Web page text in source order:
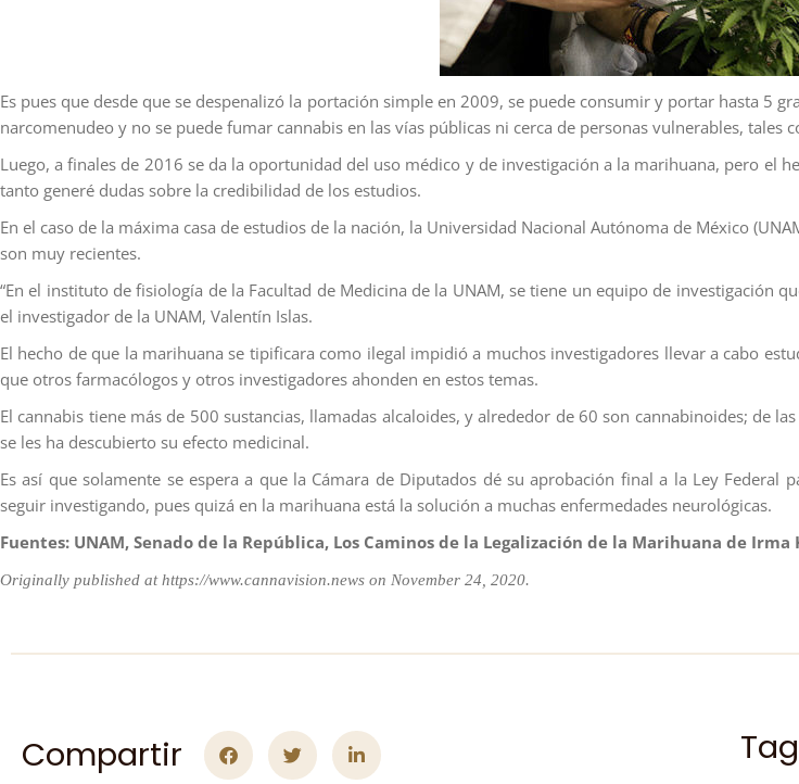
Es pues que desde que se despenalizó la portación simple en 2009, se puede consumir y portar hasta 5
narcomenudeo y no se puede fumar cannabis en las vías públicas ni cerca de personas vulnerables, tales
Luego, a finales de 2016 se da la oportunidad del uso médico y de investigación a la marihuana, pero el
tanto generé dudas sobre la credibilidad de los estudios.
En el caso de la máxima casa de estudios de la nación, la Universidad Nacional Autónoma de México
son muy recientes.
“En el instituto de fisiología de la Facultad de Medicina de la UNAM, se tiene un equipo de investigación
el investigador de la UNAM, Valentín Islas.
El hecho de que la marihuana se tipificara como ilegal impidió a muchos investigadores llevar a cabo
que otros farmacólogos y otros investigadores ahonden en estos temas.
El cannabis tiene más de 500 sustancias, llamadas alcaloides, y alrededor de 60 son cannabinoides; de
se les ha descubierto su efecto medicinal.
Es así que solamente se espera a que la Cámara de Diputados dé su aprobación final a la Ley Federal
seguir investigando, pues quizá en la marihuana está la solución a muchas enfermedades neurológicas.
Fuentes: UNAM, Senado de la República, Los Caminos de la Legalización de la Marihuana de
Originally published at https://www.cannavision.news on November 24, 2020.
Compartir